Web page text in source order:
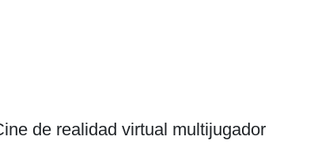
de realidad virtual multijugador